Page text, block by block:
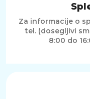
Za informacije o
tel. (dosegljivi
8:00 do